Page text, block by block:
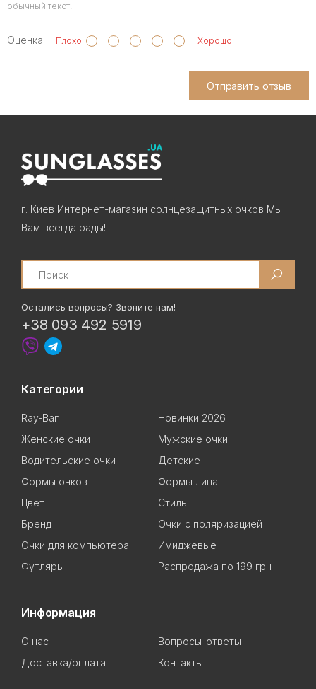
обычный текст.
Оценка: Плохо Хорошо
Отправить отзыв
г. Киев Интернет-магазин солнцезащитных очков Мы
Вам всегда рады!
Search
Остались вопросы? Звоните нам!
+38 093 492 5919
Категории
Ray-Ban
Новинки 2026
Женские очки
Мужские очки
Водительские очки
Детские
Формы очков
Формы лица
Цвет
Стиль
Бренд
Очки с поляризацией
Очки для компьютера
Имиджевые
Футляры
Распродажа по 199 грн
Информация
О нас
Вопросы-ответы
Доставка/оплата
Контакты